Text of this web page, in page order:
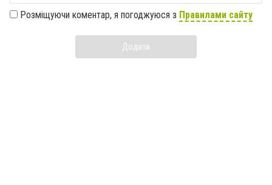
Розміщуючи коментар, я погоджуюся з Правилами сайту
Додати